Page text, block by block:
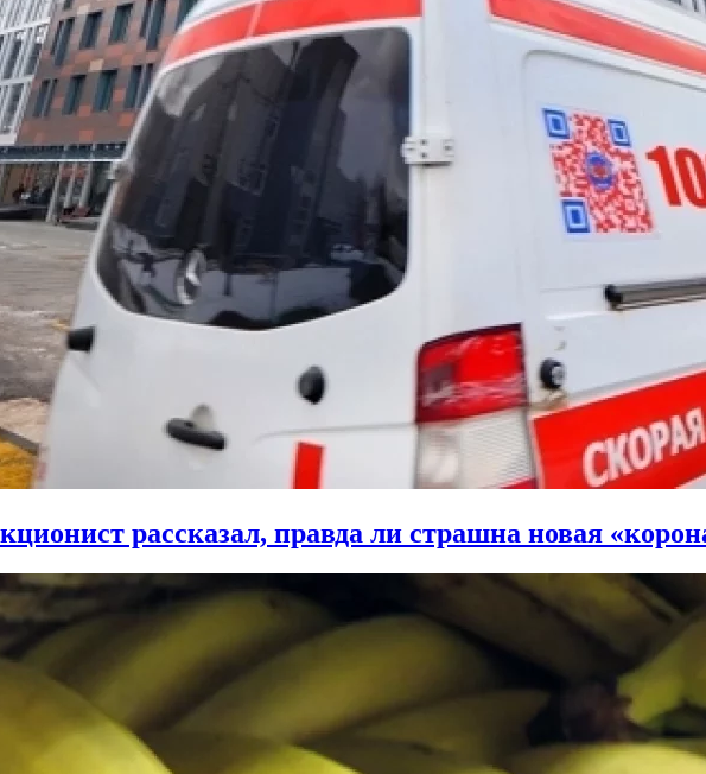
рассказал, правда ли страшна новая